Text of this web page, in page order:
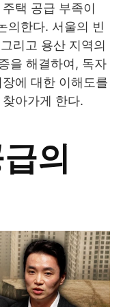
택 공급 부족이
의한다. 서울의 빈
리고 용산 지역의
을 해결하여, 독자
에 대한 이해도를
아가게 한다.
의